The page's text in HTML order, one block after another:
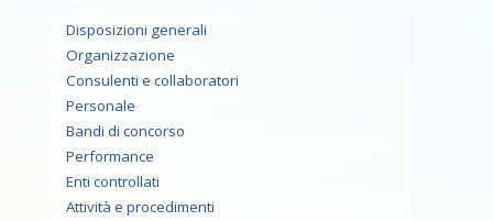
Disposizioni generali
Organizzazione
Consulenti e collaboratori
Personale
Bandi di concorso
Performance
Enti controllati
Attività e procedimenti